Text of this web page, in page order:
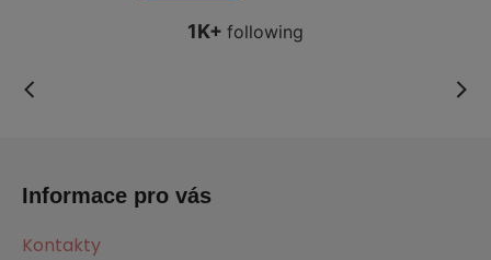
Informace pro vás
Kontakty